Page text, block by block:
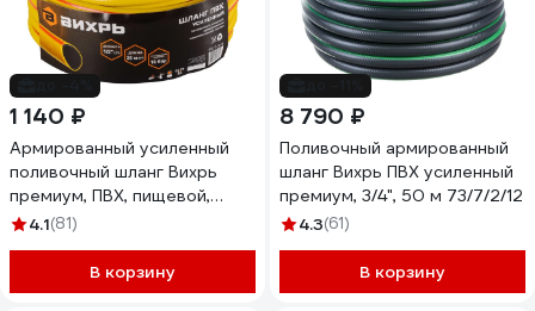
1 140 ₽
Армированный усиленный
поливочный шланг Вихрь
премиум, ПВХ, пищевой,
трехслойный, 1/2", 25 м,
4.1(81)
В корзину
8 790 ₽
Поливочный армированный
шланг Вихрь ПВХ усиленный
премиум, 3/4", 50 м 73/7/2/12
4.3(61)
В корзину